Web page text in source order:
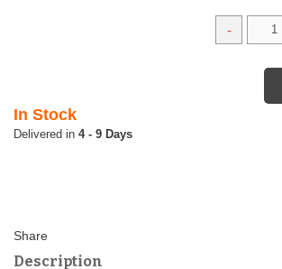
-
In Stock
4 - 9 Days
Description